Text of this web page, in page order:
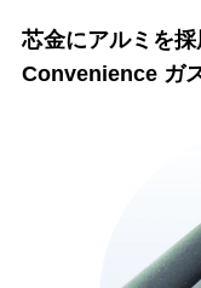
芯金にアルミを
Convenience ガ